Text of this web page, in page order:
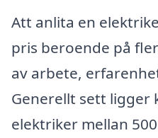
Att anlita en
pris beroende på
av arbete,
Generellt sett ligger
elektriker mellan